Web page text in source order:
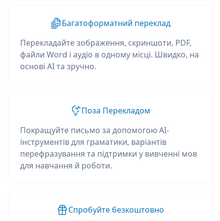
Багатоформатний переклад
Перекладайте зображення, скриншоти, PDF,
файли Word і аудіо в одному місці. Швидко, на
основі AI та зручно.
Поза Перекладом
Покращуйте письмо за допомогою AI-
інструментів для граматики, варіантів
перефразування та підтримки у вивченні мов
для навчання й роботи.
Спробуйте безкоштовно